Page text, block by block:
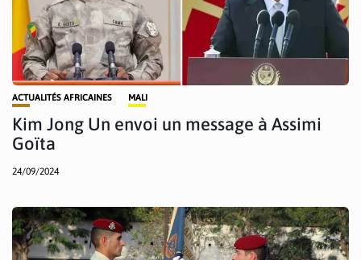
ACTUALITÉS AFRICAINES MALI
Kim Jong Un envoi un message à Assimi
Goïta
24/09/2024